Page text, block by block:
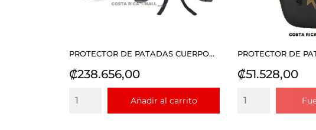
PROTECTOR DE PATADAS CUERPO...
Precio
₡238.656,00
Añadir al carrito
PROTECTOR DE
Precio
₡51.528,00